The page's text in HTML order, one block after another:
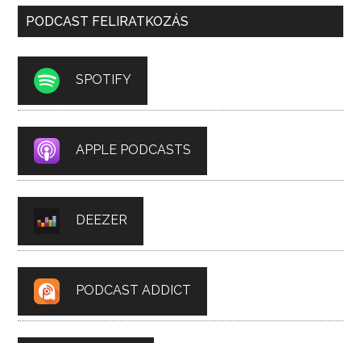
PODCAST FELIRATKOZÁS
SPOTIFY
APPLE PODCASTS
DEEZER
PODCAST ADDICT